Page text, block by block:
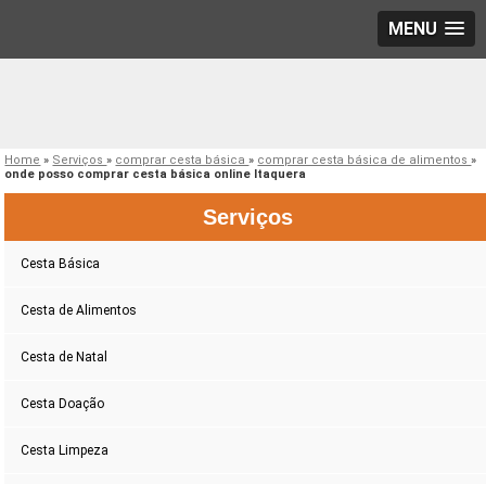
MENU
Home » Serviços» comprar cesta básica» comprar cesta básica de alimentos»
onde posso comprar cesta básica online Itaquera
Serviços
Cesta Básica
Cesta de Alimentos
Cesta de Natal
Cesta Doação
Cesta Limpeza